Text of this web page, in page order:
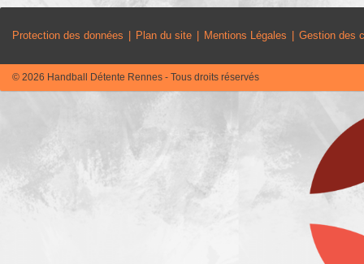
Protection des données Plan du site Mentions Légales Gestion des
© 2026 Handball Détente Rennes - Tous droits réservés